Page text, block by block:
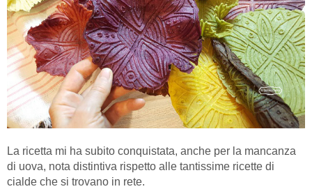
La ricetta mi ha subito conquistata, anche per la mancanza
di uova, nota distintiva rispetto alle tantissime ricette di
cialde che si trovano in rete.